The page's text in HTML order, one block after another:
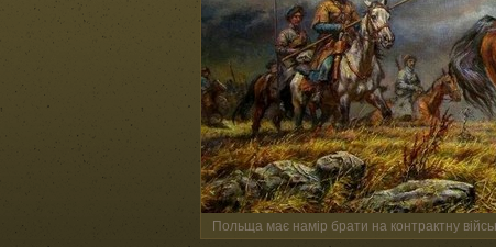
Польща має намір брати на контрактну